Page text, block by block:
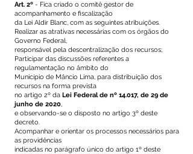
Art. 2º - Fica criado o comitê gestor de
acompanhamento e fiscalização
da Lei Aldir Blanc, com as seguintes atribuições.
Realizar as atrativas necessárias com os órgãos do
Governo Federal,
responsável pela descentralização dos recursos;
Participar das discussões referentes a
regulamentação no âmbito do
Município de Mâncio Lima, para distribuição dos
recursos na forma prevista
no artigo 2º da Lei Federal de nº 14.017, de 29 de
junho de 2020,
e observando-se o disposto no artigo 3º deste
decreto.
Acompanhar e orientar os processos necessários para
as providências
indicadas no parágrafo único do artigo 1º deste